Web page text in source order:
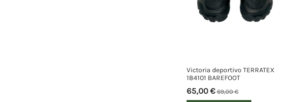
Victoria deportivo TERRATEX
184101 BAREFOOT
65,00 €69,00 €